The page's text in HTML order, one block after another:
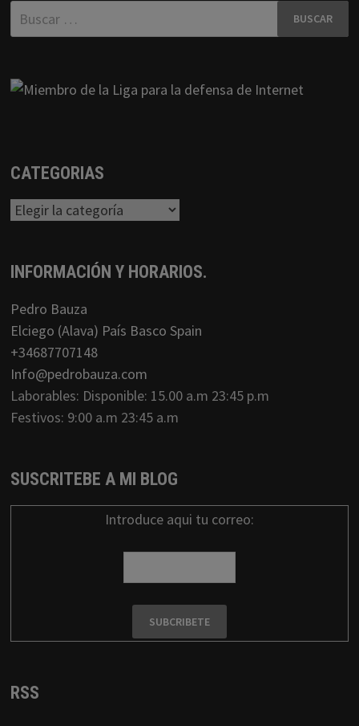
Buscar:
CATEGORIAS
Categorias
INFORMACIÓN Y HORARIOS.
Pedro Bauza
Elciego (Alava) País Basco Spain
+34687707148
Info@pedrobauza.com
Laborables: Disponible: 15.00 a.m 23:45 p.m
Festivos: 9:00 a.m 23:45 a.m
SUSCRITEBE A MI BLOG
Introduce aqui tu correo:
RSS